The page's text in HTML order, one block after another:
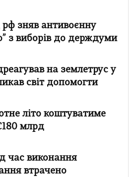
зняв антивоєнну
з виборів до держдуми
на землетрус у
світ допомогти
літо коштуватиме
млрд
час виконання
втрачено